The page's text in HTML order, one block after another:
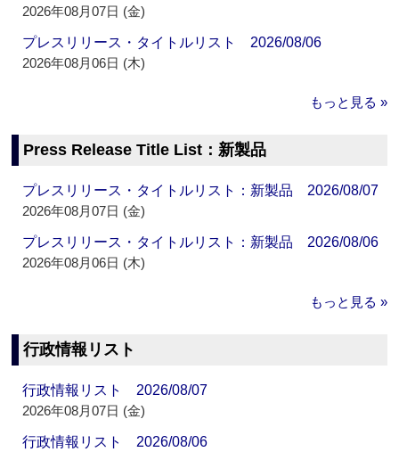
2026年08月07日 (金)
プレスリリース・タイトルリスト 2026/08/06
2026年08月06日 (木)
もっと見る »
Press Release Title List：新製品
プレスリリース・タイトルリスト：新製品 2026/08/07
2026年08月07日 (金)
プレスリリース・タイトルリスト：新製品 2026/08/06
2026年08月06日 (木)
もっと見る »
行政情報リスト
行政情報リスト 2026/08/07
2026年08月07日 (金)
行政情報リスト 2026/08/06